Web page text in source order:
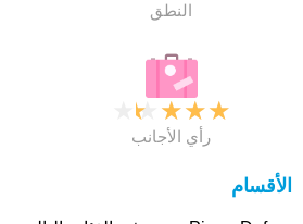
النطق
★
★
★
★
رأي الأجانب
الأقسام